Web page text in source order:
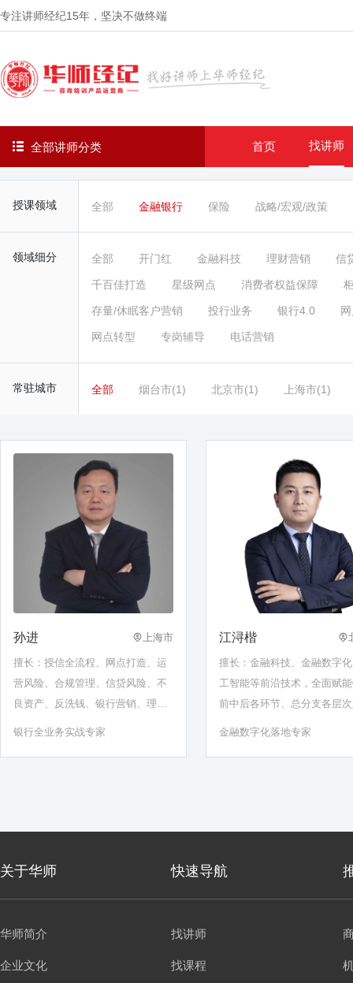
专注讲师经纪15年 ，坚决不做终端
全部讲师分类 首页 找讲师
授课领域 全部 金融银行 保险 战略/宏观/政策
领域细分 全部 开门红 金融科技 理财营销 信
千百佳打造 星级网点 消费者权益保障
存量/休眠客户营销 投行业务 银行4.0
网点转型 专岗辅导 电话营销
常驻城市 全部 烟台市(1) 北京市(1) 上海市(1)
孙进 上海市
擅长：授信全流程、网点打造、运
营风险、合规管理、信贷风险、不
良资产、反洗钱、银行营销、理财
银行全业务实战专家
江浔楷
擅长：金融科技、金融数字
工智能等前沿技术，全面赋
前中后各环节、总分支各层
金融数字化落地专家
关于华师 快速导航
华师简介
企业文化
找讲师
找课程